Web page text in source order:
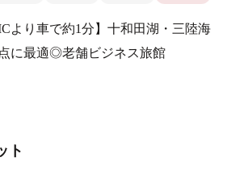
より車で約1分】十和田湖・三陸海
に最適◎老舗ビジネス旅館
ト